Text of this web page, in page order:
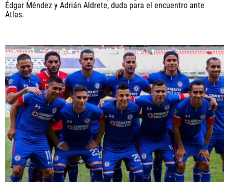
Édgar Méndez y Adrián Aldrete, duda para el encuentro ante
Atlas.